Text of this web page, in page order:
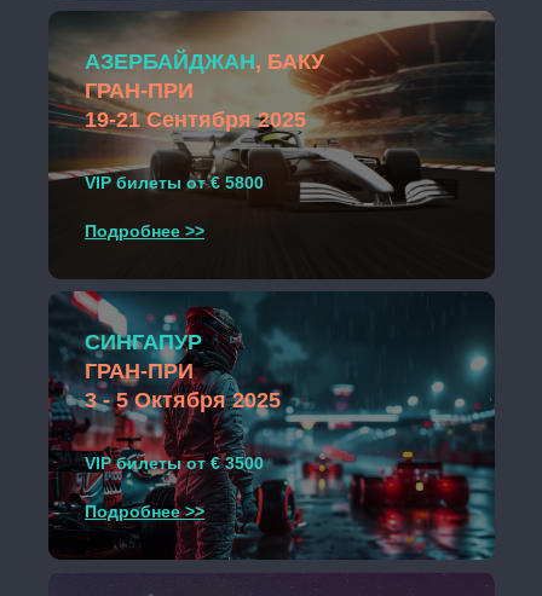
АЗЕРБАЙДЖАН, БАКУ
ГРАН-ПРИ
19-21 Сентября 2025
VIP билеты от € 5800
Подробнее >>
СИНГАПУР
ГРАН-ПРИ
3 - 5 Октября 2025
VIP билеты от € 3500
Подробнее >>